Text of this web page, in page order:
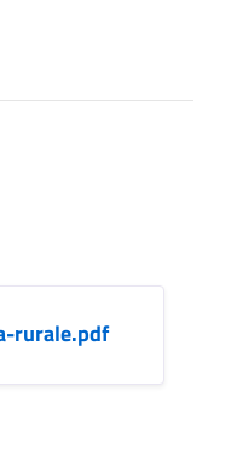
rurale.pdf